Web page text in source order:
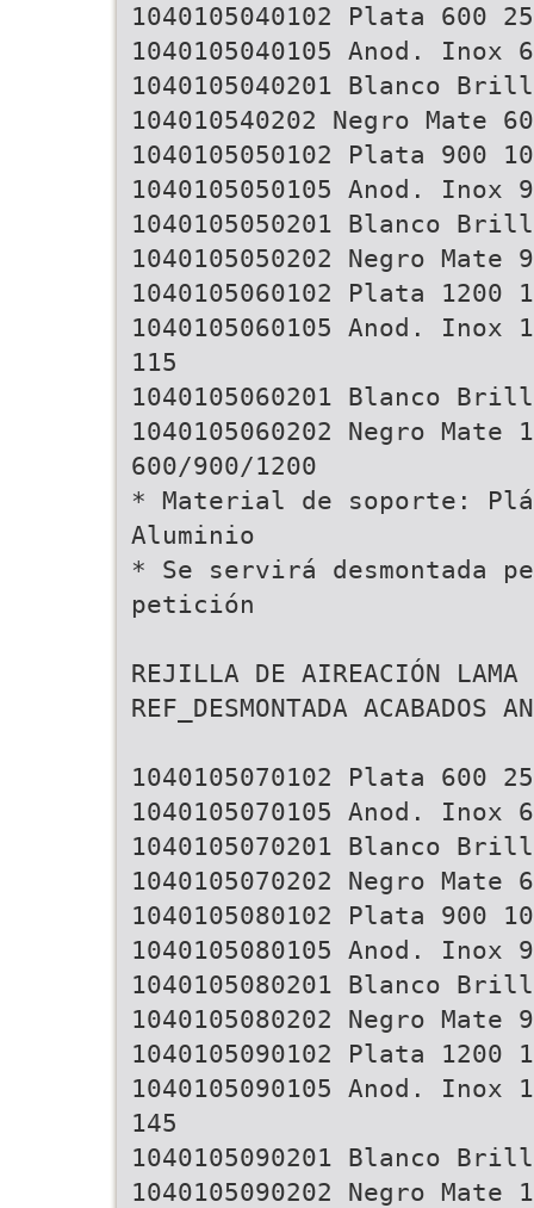
1040105040102 Plata 600
1040105040105 Anod. Inox
1040105040201 Blanco
104010540202 Negro Mate
1040105050102 Plata 900
1040105050105 Anod. Inox
1040105050201 Blanco
1040105050202 Negro Mate
1040105060102 Plata 1200
1040105060105 Anod. Inox
115
1040105060201 Blanco
1040105060202 Negro Mate
600/900/1200
* Material de soporte:
Aluminio
* Se servirá desmontada
petición
REJILLA DE AIREACIÓN
REF_DESMONTADA ACABADOS
1040105070102 Plata 600
1040105070105 Anod. Inox
1040105070201 Blanco
1040105070202 Negro Mate
1040105080102 Plata 900
1040105080105 Anod. Inox
1040105080201 Blanco
1040105080202 Negro Mate
1040105090102 Plata 1200
1040105090105 Anod. Inox
145
1040105090201 Blanco
1040105090202 Negro Mate